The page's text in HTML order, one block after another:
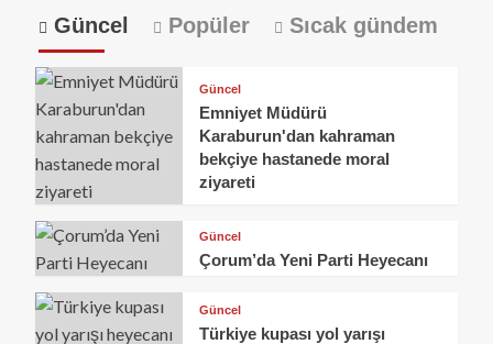
Güncel Popüler Sıcak gündem
Güncel
Emniyet Müdürü
Karaburun'dan kahraman
bekçiye hastanede moral
ziyareti
Güncel
Çorum’da Yeni Parti Heyecanı
Güncel
Türkiye kupası yol yarışı